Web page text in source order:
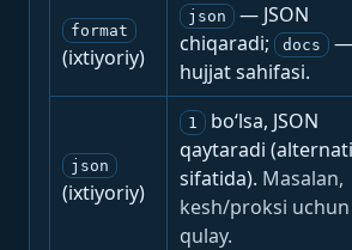
format
(ixtiyoriy)
json
— JSON
chiqaradi;
docs
—
hujjat sahifasi.
json
(ixtiyoriy)
1
bo‘lsa, JSON
qaytaradi
sifatida). Masalan,
kesh/proksi uchun
qulay.